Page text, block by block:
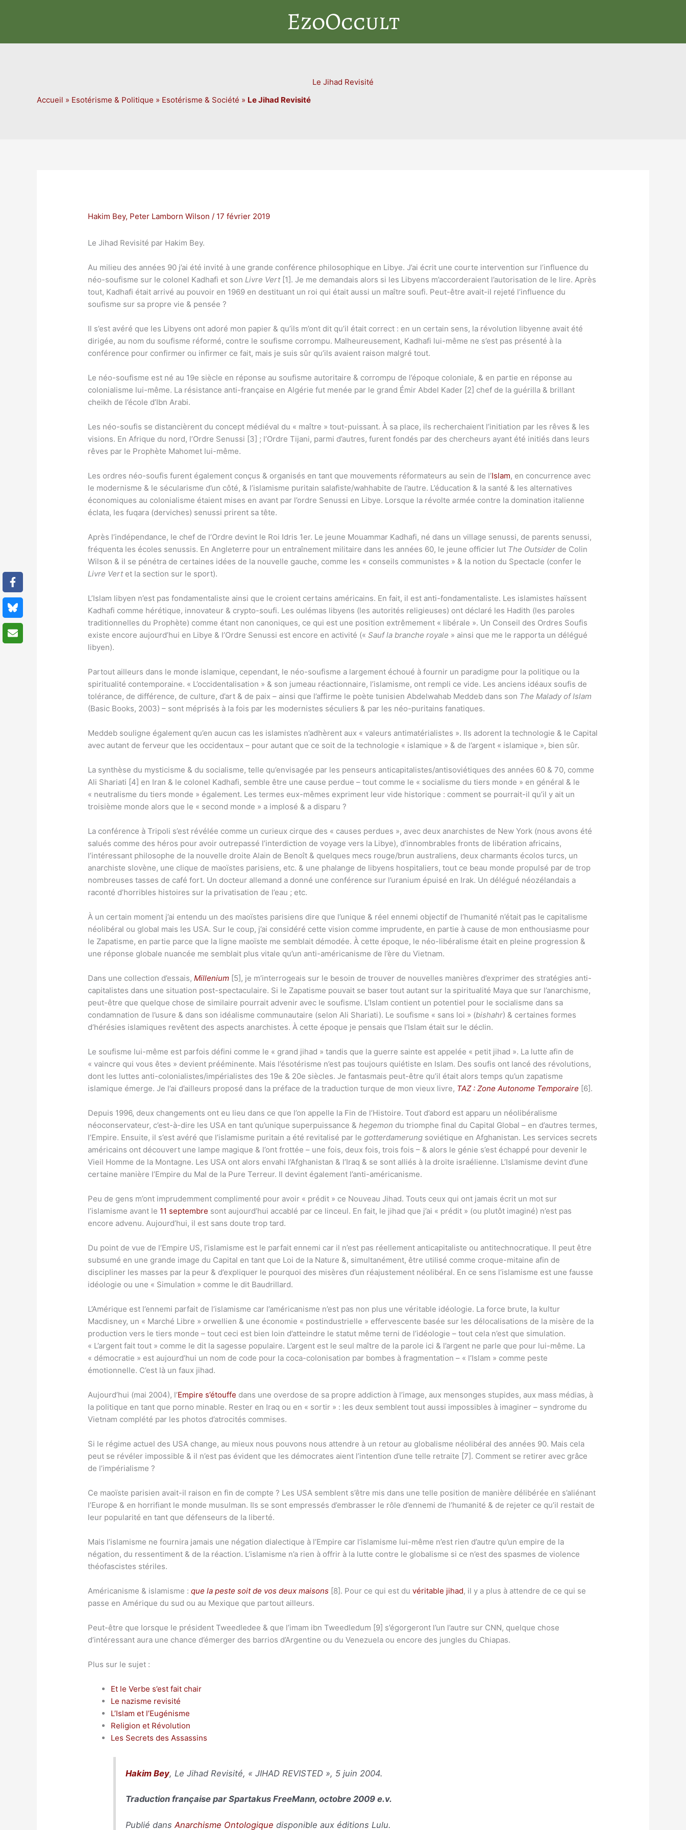
EzoOccult
Le Jihad Revisité
Accueil » Esotérisme & Politique » Esotérisme & Société » Le Jihad Revisité
Hakim Bey, Peter Lamborn Wilson / 17 février 2019
Le Jihad Revisité par Hakim Bey.
Au milieu des années 90 j’ai été invité à une grande conférence philosophique en Libye. J’ai écrit une courte intervention sur l’influence du
néo-soufisme sur le colonel Kadhafi et sonLivre Vert [1]. Je me demandais alors si les Libyens m’accorderaient l’autorisation de le lire. Après
tout, Kadhafi était arrivé au pouvoir en 1969 en destituant un roi qui était aussi un maître soufi. Peut-être avait-il rejeté l’influence du
soufisme sur sa propre vie & pensée ?
Il s’est avéré que les Libyens ont adoré mon papier & qu’ils m’ont dit qu’il était correct : en un certain sens, la révolution libyenne avait été
dirigée, au nom du soufisme réformé, contre le soufisme corrompu. Malheureusement, Kadhafi lui-même ne s’est pas présenté à la
conférence pour confirmer ou infirmer ce fait, mais je suis sûr qu’ils avaient raison malgré tout.
Le néo-soufisme est né au 19e siècle en réponse au soufisme autoritaire & corrompu de l’époque coloniale, & en partie en réponse au
colonialisme lui-même. La résistance anti-française en Algérie fut menée par le grand Émir Abdel Kader [2] chef de la guérilla & brillant
cheikh de l’école d’Ibn Arabi.
Les néo-soufis se distancièrent du concept médiéval du « maître » tout-puissant. À sa place, ils recherchaient l’initiation par les rêves & les
visions. En Afrique du nord, l’Ordre Senussi [3] ; l’Ordre Tijani, parmi d’autres, furent fondés par des chercheurs ayant été initiés dans leurs
rêves par le Prophète Mahomet lui-même.
Les ordres néo-soufis furent également conçus & organisés en tant que mouvements réformateurs au sein de l’Islam, en concurrence avec
le modernisme & le sécularisme d’un côté, & l’islamisme puritain salafiste/wahhabite de l’autre. L’éducation & la santé & les alternatives
économiques au colonialisme étaient mises en avant par l’ordre Senussi en Libye. Lorsque la révolte armée contre la domination italienne
éclata, les fuqara (derviches) senussi prirent sa tête.
Après l’indépendance, le chef de l’Ordre devint le Roi Idris 1er. Le jeune Mouammar Kadhafi, né dans un village senussi, de parents senussi,
fréquenta les écoles senussis. En Angleterre pour un entraînement militaire dans les années 60, le jeune officier lut The Outsider de Colin
Wilson & il se pénétra de certaines idées de la nouvelle gauche, comme les « conseils communistes » & la notion du Spectacle (confer le
Livre Vertet la section sur le sport).
L’Islam libyen n’est pas fondamentaliste ainsi que le croient certains américains. En fait, il est anti-fondamentaliste. Les islamistes haïssent
Kadhafi comme hérétique, innovateur & crypto-soufi. Les oulémas libyens (les autorités religieuses) ont déclaré les Hadith (les paroles
traditionnelles du Prophète) comme étant non canoniques, ce qui est une position extrêmement « libérale ». Un Conseil des Ordres Soufis
existe encore aujourd’hui en Libye & l’Ordre Senussi est encore en activité («Sauf la branche royale » ainsi que me le rapporta un délégué
libyen).
Partout ailleurs dans le monde islamique, cependant, le néo-soufisme a largement échoué à fournir un paradigme pour la politique ou la
spiritualité contemporaine. « L’occidentalisation » & son jumeau réactionnaire, l’islamisme, ont rempli ce vide. Les anciens idéaux soufis de
tolérance, de différence, de culture, d’art & de paix – ainsi que l’affirme le poète tunisien Abdelwahab Meddeb dans son The Malady of Islam
(Basic Books, 2003) – sont méprisés à la fois par les modernistes séculiers & par les néo-puritains fanatiques.
Meddeb souligne également qu’en aucun cas les islamistes n’adhèrent aux « valeurs antimatérialistes ». Ils adorent la technologie & le Capital
avec autant de ferveur que les occidentaux – pour autant que ce soit de la technologie « islamique » & de l’argent « islamique », bien sûr.
La synthèse du mysticisme & du socialisme, telle qu’envisagée par les penseurs anticapitalistes/antisoviétiques des années 60 & 70, comme
Ali Shariati [4] en Iran & le colonel Kadhafi, semble être une cause perdue – tout comme le « socialisme du tiers monde » en général & le
« neutralisme du tiers monde » également. Les termes eux-mêmes expriment leur vide historique : comment se pourrait-il qu’il y ait un
troisième monde alors que le « second monde » a implosé & a disparu ?
La conférence à Tripoli s’est révélée comme un curieux cirque des « causes perdues », avec deux anarchistes de New York (nous avons été
salués comme des héros pour avoir outrepassé l’interdiction de voyage vers la Libye), d’innombrables fronts de libération africains,
l’intéressant philosophe de la nouvelle droite Alain de Benoît & quelques mecs rouge/brun australiens, deux charmants écolos turcs, un
anarchiste slovène, une clique de maoïstes parisiens, etc. & une phalange de libyens hospitaliers, tout ce beau monde propulsé par de trop
nombreuses tasses de café fort. Un docteur allemand a donné une conférence sur l’uranium épuisé en Irak. Un délégué néozélandais a
raconté d’horribles histoires sur la privatisation de l’eau ; etc.
À un certain moment j’ai entendu un des maoïstes parisiens dire que l’unique & réel ennemi objectif de l’humanité n’était pas le capitalisme
néolibéral ou global mais les USA. Sur le coup, j’ai considéré cette vision comme imprudente, en partie à cause de mon enthousiasme pour
le Zapatisme, en partie parce que la ligne maoïste me semblait démodée. À cette époque, le néo-libéralisme était en pleine progression &
une réponse globale nuancée me semblait plus vitale qu’un anti-américanisme de l’ère du Vietnam.
Dans une collection d’essais,Millenium [5], je m’interrogeais sur le besoin de trouver de nouvelles manières d’exprimer des stratégies anti-
capitalistes dans une situation post-spectaculaire. Si le Zapatisme pouvait se baser tout autant sur la spiritualité Maya que sur l’anarchisme,
peut-être que quelque chose de similaire pourrait advenir avec le soufisme. L’Islam contient un potentiel pour le socialisme dans sa
condamnation de l’usure & dans son idéalisme communautaire (selon Ali Shariati). Le soufisme « sans loi » (bishahr) & certaines formes
d’hérésies islamiques revêtent des aspects anarchistes. À cette époque je pensais que l’Islam était sur le déclin.
Le soufisme lui-même est parfois défini comme le « grand jihad » tandis que la guerre sainte est appelée « petit jihad ». La lutte afin de
« vaincre qui vous êtes » devient prééminente. Mais l’ésotérisme n’est pas toujours quiétiste en Islam. Des soufis ont lancé des révolutions,
dont les luttes anti-colonialistes/impérialistes des 19e & 20e siècles. Je fantasmais peut-être qu’il était alors temps qu’un zapatisme
islamique émerge. Je l’ai d’ailleurs proposé dans la préface de la traduction turque de mon vieux livre, TAZ : Zone Autonome Temporaire [6].
Depuis 1996, deux changements ont eu lieu dans ce que l’on appelle la Fin de l’Histoire. Tout d’abord est apparu un néolibéralisme
néoconservateur, c’est-à-dire les USA en tant qu’unique superpuissance &hegemon du triomphe final du Capital Global – en d’autres termes,
l’Empire. Ensuite, il s’est avéré que l’islamisme puritain a été revitalisé par legotterdamerung soviétique en Afghanistan. Les services secrets
américains ont découvert une lampe magique & l’ont frottée – une fois, deux fois, trois fois – & alors le génie s’est échappé pour devenir le
Vieil Homme de la Montagne. Les USA ont alors envahi l’Afghanistan & l’Iraq & se sont alliés à la droite israélienne. L’Islamisme devint d’une
certaine manière l’Empire du Mal de la Pure Terreur. Il devint également l’anti-américanisme.
Peu de gens m’ont imprudemment complimenté pour avoir « prédit » ce Nouveau Jihad. Touts ceux qui ont jamais écrit un mot sur
l’islamisme avant le 11 septembre sont aujourd’hui accablé par ce linceul. En fait, le jihad que j’ai « prédit » (ou plutôt imaginé) n’est pas
encore advenu. Aujourd’hui, il est sans doute trop tard.
Du point de vue de l’Empire US, l’islamisme est le parfait ennemi car il n’est pas réellement anticapitaliste ou antitechnocratique. Il peut être
subsumé en une grande image du Capital en tant que Loi de la Nature &, simultanément, être utilisé comme croque-mitaine afin de
discipliner les masses par la peur & d’expliquer le pourquoi des misères d’un réajustement néolibéral. En ce sens l’islamisme est une fausse
idéologie ou une « Simulation » comme le dit Baudrillard.
L’Amérique est l’ennemi parfait de l’islamisme car l’américanisme n’est pas non plus une véritable idéologie. La force brute, la kultur
Macdisney, un « Marché Libre » orwellien & une économie « postindustrielle » effervescente basée sur les délocalisations de la misère de la
production vers le tiers monde – tout ceci est bien loin d’atteindre le statut même terni de l’idéologie – tout cela n’est que simulation.
« L’argent fait tout » comme le dit la sagesse populaire. L’argent est le seul maître de la parole ici & l’argent ne parle que pour lui-même. La
« démocratie » est aujourd’hui un nom de code pour la coca-colonisation par bombes à fragmentation – « l’Islam » comme peste
émotionnelle. C’est là un faux jihad.
Aujourd’hui (mai 2004), l’Empire s’étouffe dans une overdose de sa propre addiction à l’image, aux mensonges stupides, aux mass médias, à
la politique en tant que porno minable. Rester en Iraq ou en « sortir » : les deux semblent tout aussi impossibles à imaginer – syndrome du
Vietnam complété par les photos d’atrocités commises.
Si le régime actuel des USA change, au mieux nous pouvons nous attendre à un retour au globalisme néolibéral des années 90. Mais cela
peut se révéler impossible & il n’est pas évident que les démocrates aient l’intention d’une telle retraite [7]. Comment se retirer avec grâce
de l’impérialisme ?
Ce maoïste parisien avait-il raison en fin de compte ? Les USA semblent s’être mis dans une telle position de manière délibérée en s’aliénant
l’Europe & en horrifiant le monde musulman. Ils se sont empressés d’embrasser le rôle d’ennemi de l’humanité & de rejeter ce qu’il restait de
leur popularité en tant que défenseurs de la liberté.
Mais l’islamisme ne fournira jamais une négation dialectique à l’Empire car l’islamisme lui-même n’est rien d’autre qu’un empire de la
négation, du ressentiment & de la réaction. L’islamisme n’a rien à offrir à la lutte contre le globalisme si ce n’est des spasmes de violence
théofascistes stériles.
Américanisme & islamisme :que la peste soit de vos deux maisons [8]. Pour ce qui est duvéritable jihad, il y a plus à attendre de ce qui se
passe en Amérique du sud ou au Mexique que partout ailleurs.
Peut-être que lorsque le président Tweedledee & que l’imam ibn Tweedledum [9] s’égorgeront l’un l’autre sur CNN, quelque chose
d’intéressant aura une chance d’émerger des barrios d’Argentine ou du Venezuela ou encore des jungles du Chiapas.
Plus sur le sujet :
Et le Verbe s’est fait chair
Le nazisme revisité
L’Islam et l’Eugénisme
Religion et Révolution
Les Secrets des Assassins
Hakim Bey, Le Jihad Revisité, « JIHAD REVISTED », 5 juin 2004.
Traduction française par Spartakus FreeMann, octobre 2009 e.v.
Publié dansAnarchisme Ontologique disponible aux éditions Lulu.